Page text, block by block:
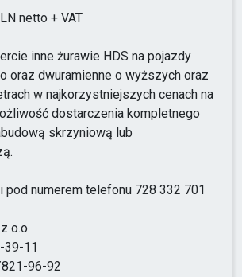
netto + VAT
inne żurawie HDS na pojazdy
oraz dwuramienne o wyższych oraz
w najkorzystniejszych cenach na
dostarczenia kompletnego
skrzyniową lub
pod numerem telefonu 728 332 701
o.o.
11
96-92